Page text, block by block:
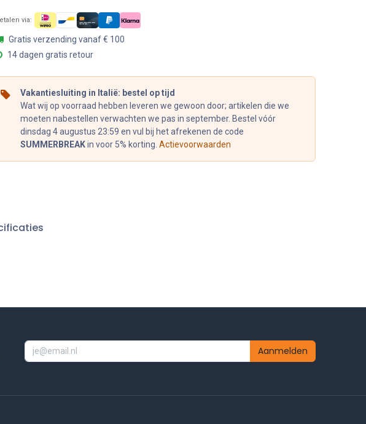
via:
Gratis verzending vanaf € 100
14 dagen gratis retour
Vakantiesluiting in Italië: bestel op tijd
Wat wij op voorraad hebben leveren we gewoon door; artikelen die we
moeten nabestellen verwachten we pas in september. Bestel vóór
dinsdag 4 augustus 23:59 en vul bij het afrekenen de code
SUMMERBREAKin voor 5% korting. Actievoorwaarden
Aanmelden